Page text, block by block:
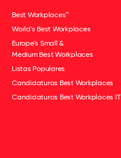
Best Workplaces™
World's Best Workplaces
Europe's Small &
Medium Best Workplaces
Listas Populares
Candidaturas Best Workplaces
Candidaturas Best Workplaces IT